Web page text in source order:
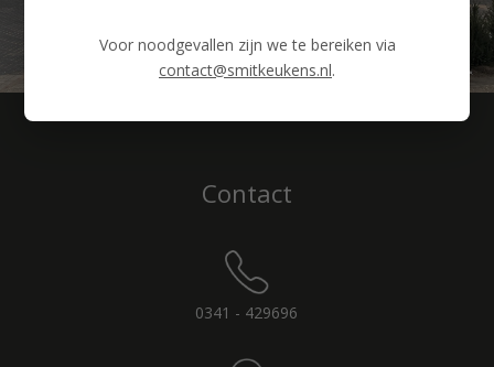
Contact
0341 - 429696
Voor noodgevallen zijn we te bereiken via
contact@smitkeukens.nl.